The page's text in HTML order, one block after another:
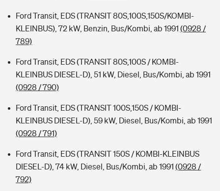
Ford Transit, EDS (TRANSIT 80S,100S,150S/KOMBI-
KLEINBUS), 72 kW, Benzin, Bus/Kombi, ab 1991 (0928 /
789)
Ford Transit, EDS (TRANSIT 80S,100S / KOMBI-
KLEINBUS DIESEL-D), 51 kW, Diesel, Bus/Kombi, ab 1991
(0928 / 790)
Ford Transit, EDS (TRANSIT 100S,150S / KOMBI-
KLEINBUS DIESEL-D), 59 kW, Diesel, Bus/Kombi, ab 1991
(0928 / 791)
Ford Transit, EDS (TRANSIT 150S / KOMBI-KLEINBUS
DIESEL-D), 74 kW, Diesel, Bus/Kombi, ab 1991 (0928 /
792)